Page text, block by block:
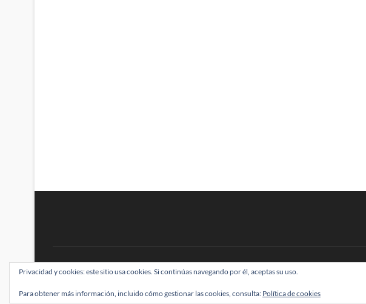
BRAINSTOMPING| Diseñado por:Theme Freesia|WordPress| © Todos los derechos reservados
Privacidad y cookies: este sitio usa cookies. Si continúas navegando por él, aceptas su uso.
Para obtener más información, incluido cómo gestionar las cookies, consulta: Política de cookies